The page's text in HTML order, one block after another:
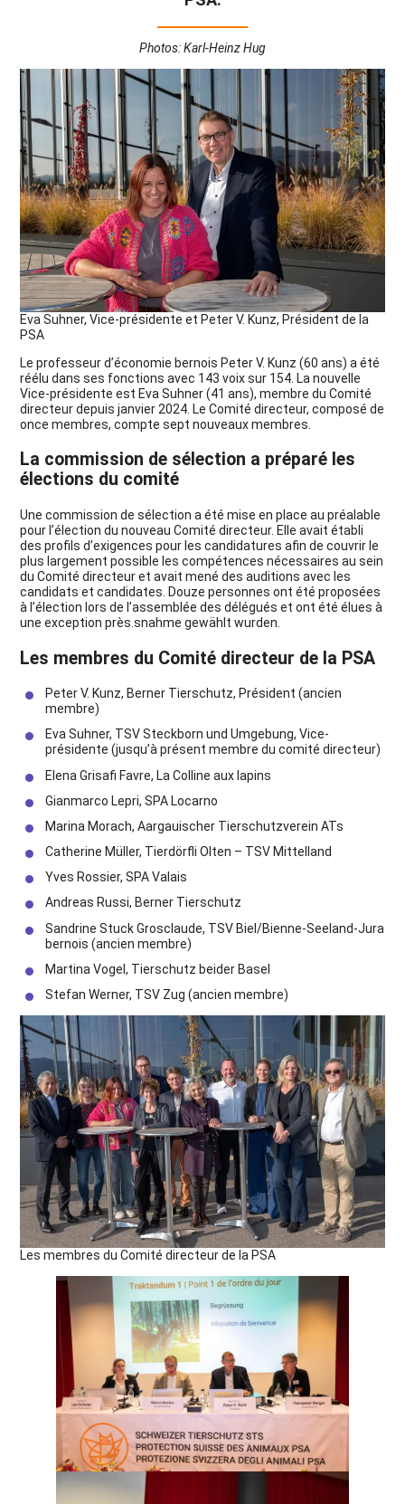
Photos: Karl-Heinz Hug
Eva Suhner, Vice-présidente et Peter V. Kunz, Président de la
PSA
Le professeur d’économie bernois Peter V. Kunz (60 ans) a été
réélu dans ses fonctions avec 143 voix sur 154. La nouvelle
Vice-présidente est Eva Suhner (41 ans), membre du Comité
directeur depuis janvier 2024. Le Comité directeur, composé de
once membres, compte sept nouveaux membres.
La commission de sélection a préparé les
élections du comité
Une commission de sélection a été mise en place au préalable
pour l’élection du nouveau Comité directeur. Elle avait établi
des profils d’exigences pour les candidatures afin de couvrir le
plus largement possible les compétences nécessaires au sein
du Comité directeur et avait mené des auditions avec les
candidats et candidates. Douze personnes ont été proposées
à l’élection lors de l’assemblée des délégués et ont été élues à
une exception près.snahme gewählt wurden.
Les membres du Comité directeur de la PSA
Peter V. Kunz, Berner Tierschutz, Président (ancien
membre)
Eva Suhner, TSV Steckborn und Umgebung, Vice-
présidente (jusqu’à présent membre du comité directeur)
Elena Grisafi Favre, La Colline aux lapins
Gianmarco Lepri, SPA Locarno
Marina Morach, Aargauischer Tierschutzverein ATs
Catherine Müller, Tierdörfli Olten – TSV Mittelland
Yves Rossier, SPA Valais
Andreas Russi, Berner Tierschutz
Sandrine Stuck Grosclaude, TSV Biel/Bienne-Seeland-Jura
bernois (ancien membre)
Martina Vogel, Tierschutz beider Basel
Stefan Werner, TSV Zug (ancien membre)
Les membres du Comité directeur de la PSA